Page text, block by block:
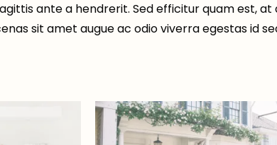
ante a hendrerit. Sed efficitur quam est,
sit amet augue ac odio viverra egestas id